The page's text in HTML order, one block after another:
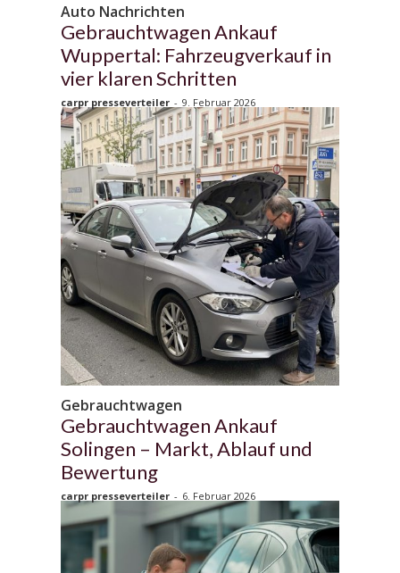
Auto Nachrichten
Gebrauchtwagen Ankauf
Wuppertal: Fahrzeugverkauf in
vier klaren Schritten
carpr presseverteiler - 9. Februar 2026
Gebrauchtwagen
Gebrauchtwagen Ankauf
Solingen – Markt, Ablauf und
Bewertung
carpr presseverteiler - 6. Februar 2026